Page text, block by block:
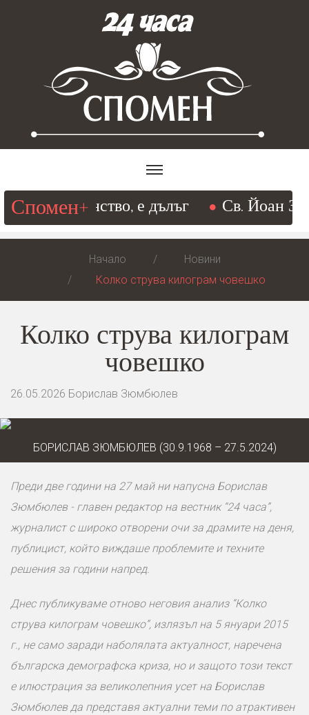
Спомен+ е дълъг Св. Йоан
Начало
Новини
Колко струва килограм човешко
Колко струва килограм
човешко
26.05.2026 Борислав Зюмбюлев
БОРИСЛАВ ЗЮМБЮЛЕВ (30.9.1968 – 27.5.2024)
Преди две години на 27 май ни напусна Борислав
Зюмбюлев - главен редактор на вестник “24 часа”,
журналист с широко отворени очи за драмите на деня,
публицист, който виждаше проблемите и техните
решения за години напред.
Днес публикуваме отново неговия анализ “Колко
струва килограм човешко”, излязъл на 5 януари 2015
г., не само заради наболялата актуалност, наречена
българска демографска криза, но и защото този текст
е илюстрация за великолепния усет на Борислав
Зюмбюлев да представя актуални теми по атрактивен